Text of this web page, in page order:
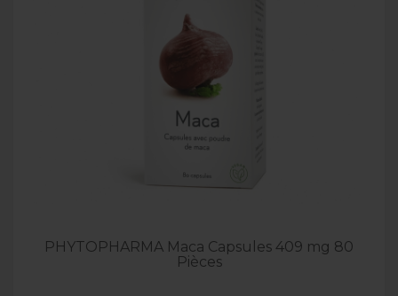
PHYTOPHARMA Maca Capsules 409 mg 80
Pièces